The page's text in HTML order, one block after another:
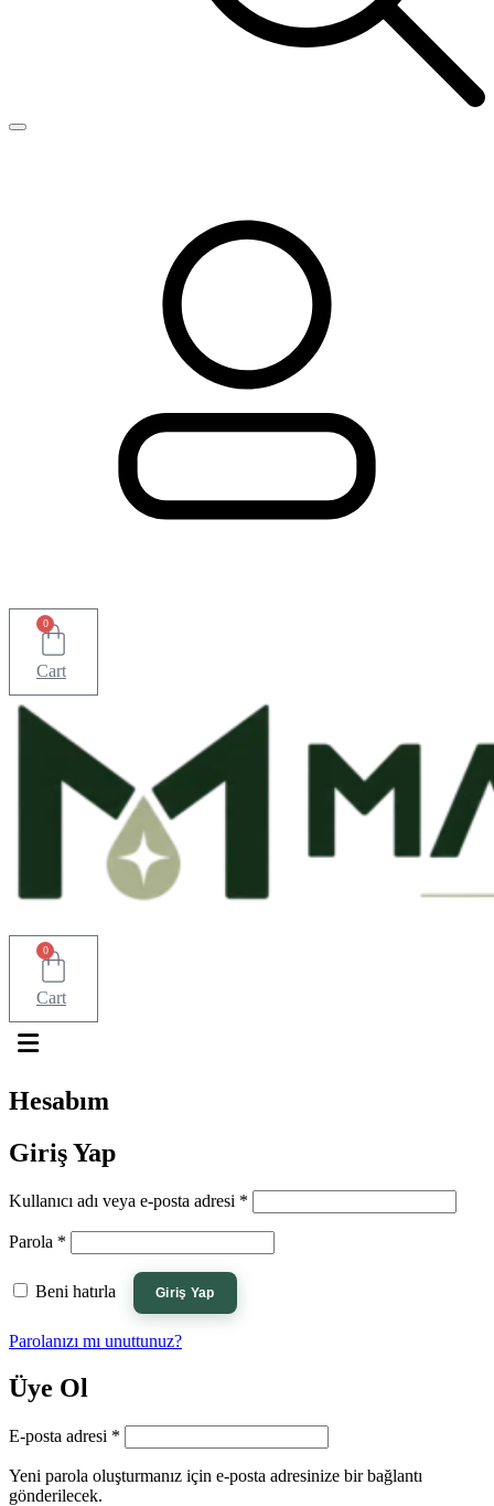
0
Cart
0
Cart
Hesabım
Giriş Yap
Kullanıcı adı veya e-posta adresi *
Parola *
Beni hatırla Giriş Yap
Parolanızı mı unuttunuz?
Üye Ol
E-posta adresi *
Yeni parola oluşturmanız için e-posta adresinize bir bağlantı
gönderilecek.